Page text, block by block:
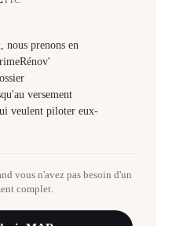
nous prenons en
versement
veulent piloter eux-
vous n'avez pas besoin d'un
complet.